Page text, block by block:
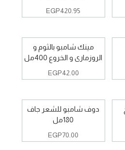
EGP420.95
مينك شامبو بالثوم و
الروزمارى و الخروع 400مل
EGP42.00
دوف شامبو للشعر جاف
180مل
EGP70.00